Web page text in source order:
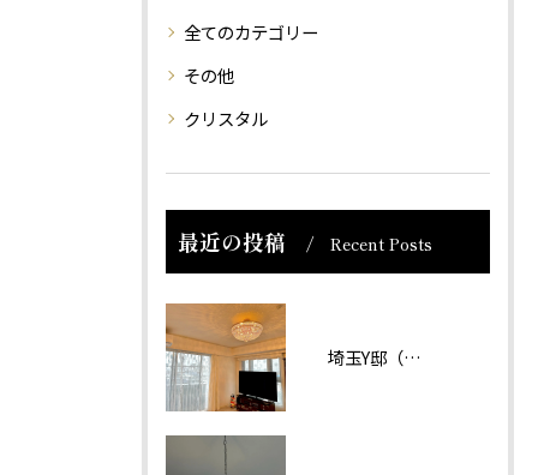
全てのカテゴリー
その他
クリスタル
最近の投稿 Recent Posts
埼玉Y邸（マンション）